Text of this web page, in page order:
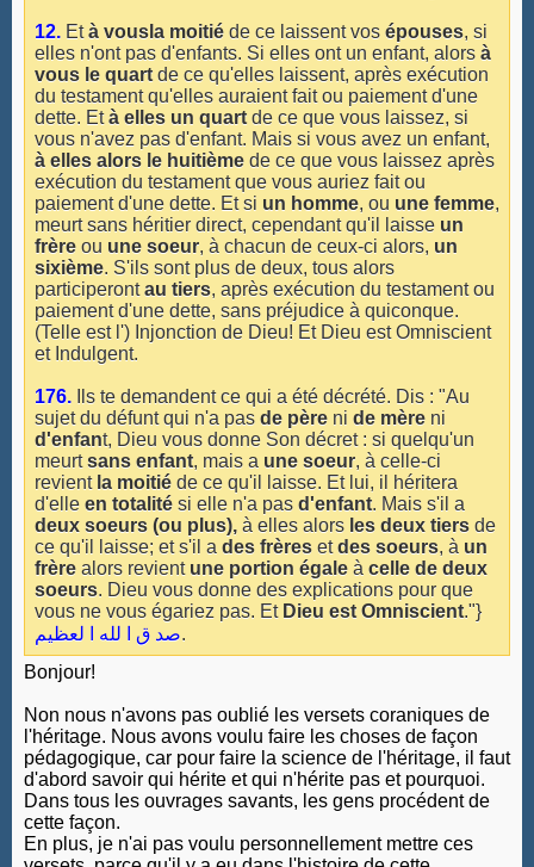
12. Età vousla moitié de ce laissent vos épouses, si
elles n'ont pas d'enfants. Si elles ont un enfant, alors à
vous le quart de ce qu'elles laissent, après exécution
du testament qu'elles auraient fait ou paiement d'une
dette. Età elles un quart de ce que vous laissez, si
vous n'avez pas d'enfant. Mais si vous avez un enfant,
à elles alors le huitième de ce que vous laissez après
exécution du testament que vous auriez fait ou
paiement d'une dette. Et si un homme, ou une femme,
meurt sans héritier direct, cependant qu'il laisse un
frère ou une soeur, à chacun de ceux-ci alors, un
sixième. S'ils sont plus de deux, tous alors
participerontau tiers, après exécution du testament ou
paiement d'une dette, sans préjudice à quiconque.
(Telle est l') Injonction de Dieu! Et Dieu est Omniscient
et Indulgent.
176. Ils te demandent ce qui a été décrété. Dis : "Au
sujet du défunt qui n'a pas de père ni de mère ni
d'enfant, Dieu vous donne Son décret : si quelqu'un
meurtsans enfant, mais a une soeur, à celle-ci
revient la moitié de ce qu'il laisse. Et lui, il héritera
d'elle en totalité si elle n'a pas d'enfant. Mais s'il a
deux soeurs (ou plus), à elles alors les deux tiers de
ce qu'il laisse; et s'il a des frères etdes soeurs, à un
frère alors revient une portion égale à celle de deux
soeurs. Dieu vous donne des explications pour que
vous ne vous égariez pas. Et Dieu est Omniscient."}
صد ق ا لله ا لعظيم.
Bonjour!
Non nous n'avons pas oublié les versets coraniques de
l'héritage. Nous avons voulu faire les choses de façon
pédagogique, car pour faire la science de l'héritage, il faut
d'abord savoir qui hérite et qui n'hérite pas et pourquoi.
Dans tous les ouvrages savants, les gens procédent de
cette façon.
En plus, je n'ai pas voulu personnellement mettre ces